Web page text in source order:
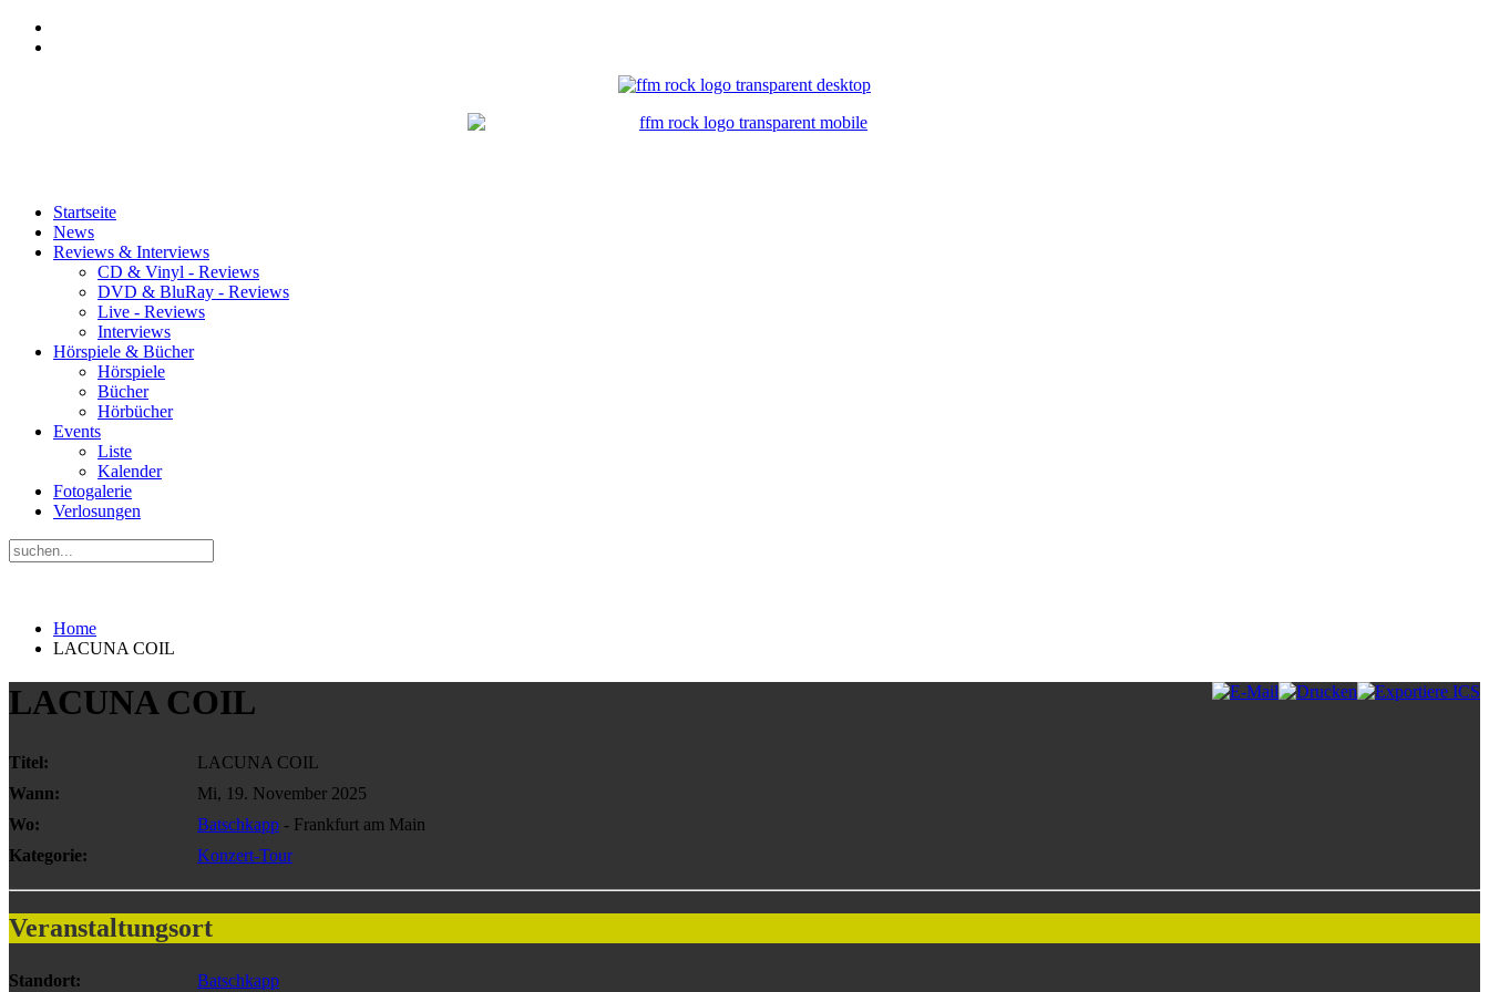
Startseite
News
Reviews & Interviews
CD & Vinyl - Reviews
DVD & BluRay - Reviews
Live - Reviews
Interviews
Hörspiele & Bücher
Hörspiele
Bücher
Hörbücher
Events
Liste
Kalender
Fotogalerie
Verlosungen
Home
LACUNA COIL
LACUNA COIL
Titel:
LACUNA COIL
Wann:
Mi, 19. November 2025
Wo:
Batschkapp - Frankfurt am Main
Kategorie:
Konzert-Tour
Veranstaltungsort
Standort:
Batschkapp